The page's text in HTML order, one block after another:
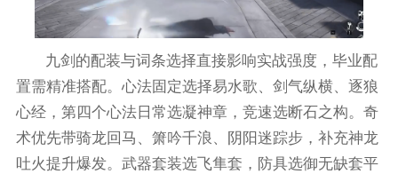
九剑的配装与词条选择直接影响实战强度，毕业配
置需精准搭配。心法固定选择易水歌、剑气纵横、逐狼
心经，第四个心法日常选凝神章，竞速选断石之构。奇
术优先带骑龙回马、箫吟千浪、阴阳迷踪步，补充神龙
吐火提升爆发。武器套装选飞隼套，防具选御无缺套平